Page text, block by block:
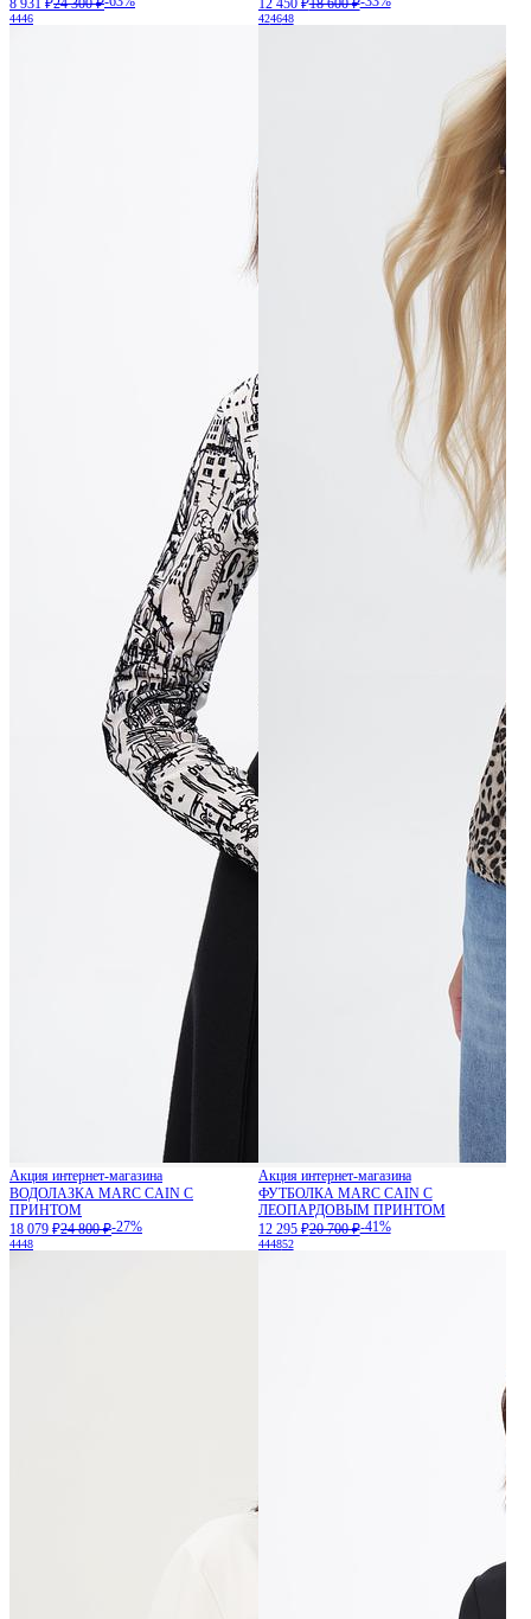
8 931 ₽24 300 ₽
4446
12 450 ₽18 600 ₽
424648
Акция интернет-магазина
ВОДОЛАЗКА MARC CAIN С
ПРИНТОМ
18 079 ₽24 800 ₽-27%
4448
Акция интернет-магазина
ФУТБОЛКА MARC CAIN С
ЛЕОПАРДОВЫМ ПРИНТОМ
12 295 ₽20 700 ₽-41%
444852